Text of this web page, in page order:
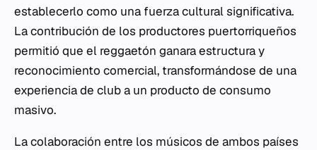
establecerlo como una fuerza cultural significativa.
La contribución de los productores puertorriqueños
permitió que el reggaetón ganara estructura y
reconocimiento comercial, transformándose de una
experiencia de club a un producto de consumo
masivo.
La colaboración entre los músicos de ambos países